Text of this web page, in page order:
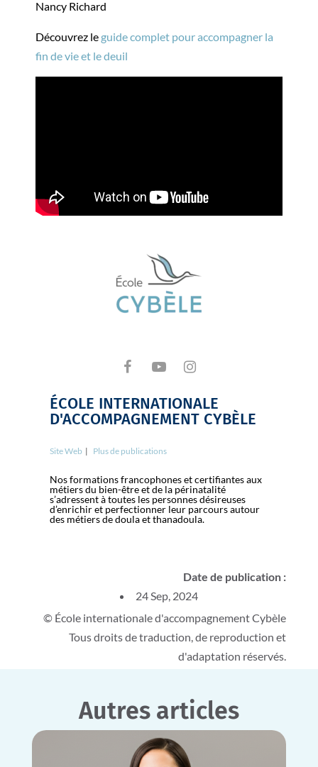
Nancy Richard
Découvrez le guide complet pour accompagner la
fin de vie et le deuil
ÉCOLE INTERNATIONALE
D'ACCOMPAGNEMENT CYBÈLE
Site Web | Plus de publications
Nos formations francophones et certifiantes aux
métiers du bien-être et de la périnatalité
s’adressent à toutes les personnes désireuses
d’enrichir et perfectionner leur parcours autour
des métiers de doula et thanadoula.
Date de publication :
24 Sep, 2024
© École internationale d'accompagnement Cybèle
Tous droits de traduction, de reproduction et
d'adaptation réservés.
Autres articles